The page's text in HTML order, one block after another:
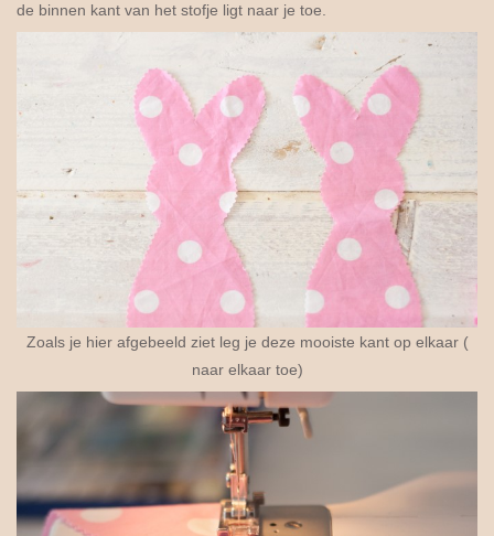
de binnen kant van het stofje ligt naar je toe.
Zoals je hier afgebeeld ziet leg je deze mooiste kant op elkaar (
naar elkaar toe)